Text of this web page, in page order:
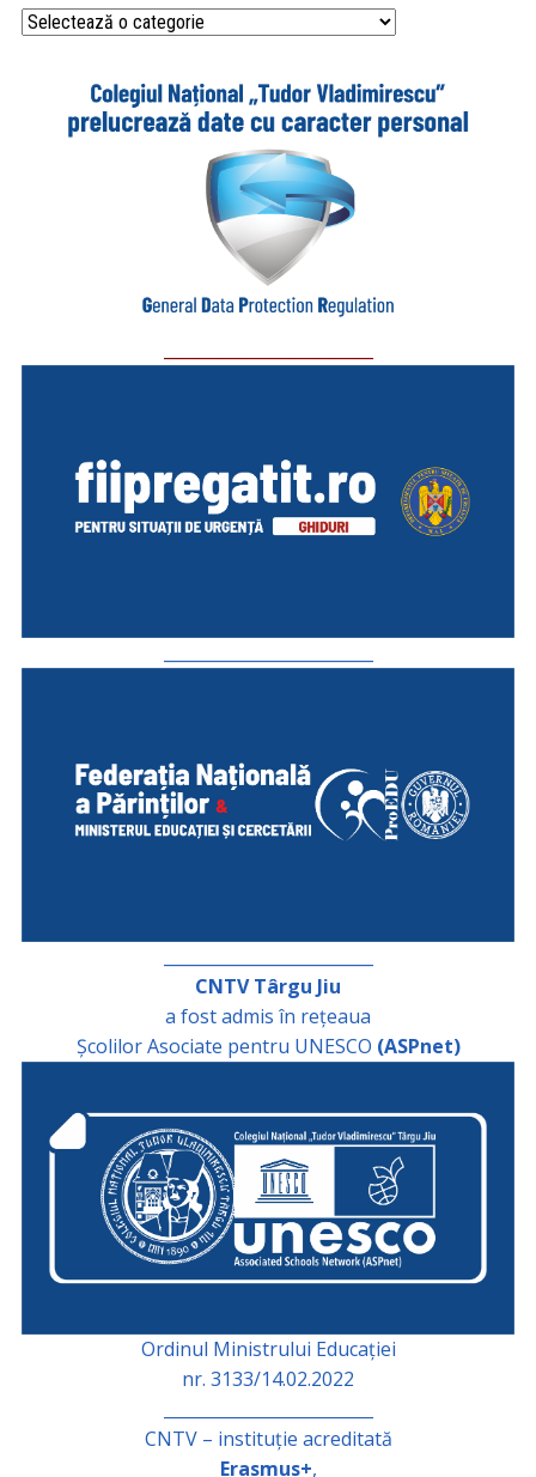
Categorii
CNTV Târgu Jiu
a fost admis în rețeaua
Școlilor Asociate pentru UNESCO (ASPnet)
Ordinul Ministrului Educației
nr. 3133/14.02.2022
CNTV – instituție acreditată
Erasmus+,